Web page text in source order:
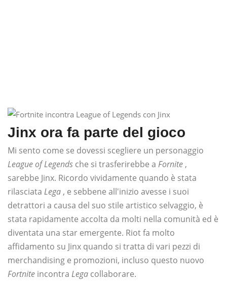
Jinx ora fa parte del gioco
Mi sento come se dovessi scegliere un personaggio
League of Legends che si trasferirebbe a Fornite ,
sarebbe Jinx. Ricordo vividamente quando è stata
rilasciata Lega , e sebbene all'inizio avesse i suoi
detrattori a causa del suo stile artistico selvaggio, è
stata rapidamente accolta da molti nella comunità ed è
diventata una star emergente. Riot fa molto
affidamento su Jinx quando si tratta di vari pezzi di
merchandising e promozioni, incluso questo nuovo
Fortnite incontra Lega collaborare.